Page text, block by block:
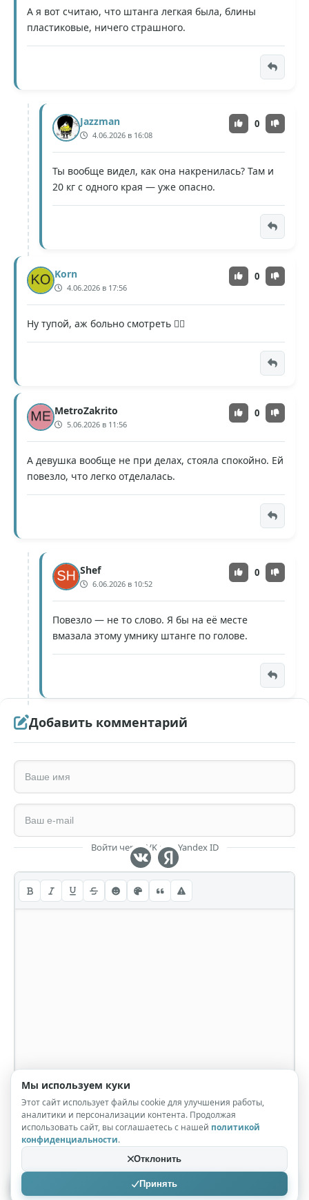
А я вот считаю, что штанга легкая была, блины
пластиковые, ничего страшного.
Jazzman
4.06.2026 в 16:08
0
Ты вообще видел, как она накренилась? Там и
20 кг с одного края — уже опасно.
Korn
4.06.2026 в 17:56
0
Ну тупой, аж больно смотреть 🤦‍♂️
MetroZakrito
5.06.2026 в 11:56
0
А девушка вообще не при делах, стояла спокойно. Ей
повезло, что легко отделалась.
Shef
6.06.2026 в 10:52
0
Повезло — не то слово. Я бы на её месте
вмазала этому умнику штанге по голове.
Добавить комментарий
Войти через VK или Yandex ID
Отправить
Мы используем куки
Этот сайт использует файлы cookie для улучшения работы,
аналитики и персонализации контента. Продолжая
использовать сайт, вы соглашаетесь с нашей политикой
конфиденциальности.
Отклонить
Принять